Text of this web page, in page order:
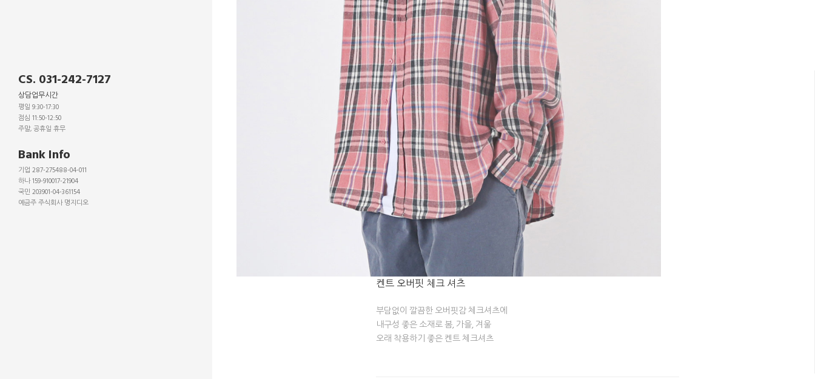
CS. 031-242-7127
상담업무시간
평일 9:30-17:30
점심 11:50-12:50
주말, 공휴일 휴무
Bank Info
기업 287-275488-04-011
하나 159-910017-21904
국민 203901-04-361154
예금주 주식회사 명지디오
켄트 오버핏 체크 셔츠
부담없이 깔끔한 오버핏감 체크셔츠에
내구성 좋은 소재로 봄, 가을, 겨울
오래 착용하기 좋은 켄트 체크셔츠